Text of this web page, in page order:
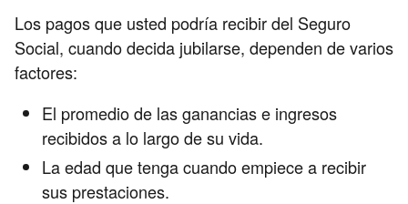
Los pagos que usted podría recibir del Seguro
Social, cuando decida jubilarse, dependen de varios
factores:
El promedio de las ganancias e ingresos
recibidos a lo largo de su vida.
La edad que tenga cuando empiece a recibir
sus prestaciones.